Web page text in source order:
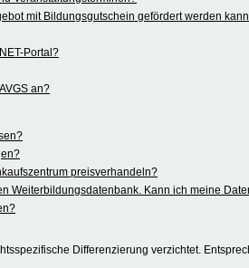
mit Bildungsgutschein gefördert werden
Portal?
an?
preisverhandeln?
Weiterbildungsdatenbank. Kann ich meine
Differenzierung verzichtet.